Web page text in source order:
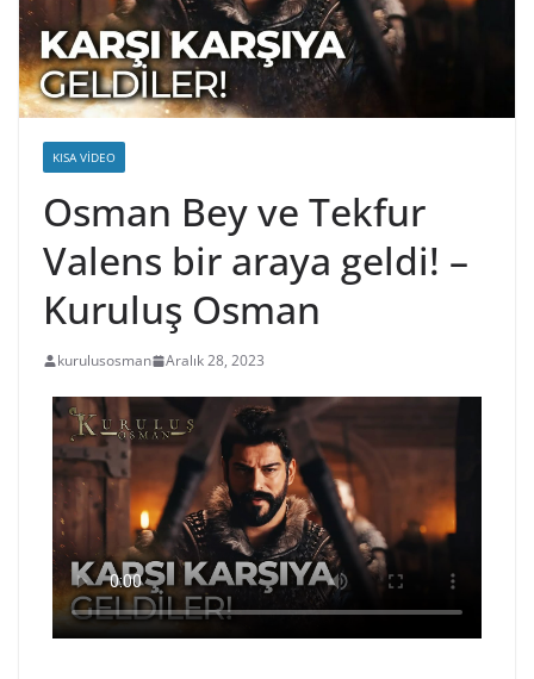
KISA VIDEO
Osman Bey ve Tekfur
Valens bir araya geldi! –
Kuruluş Osman
kurulusosman Aralık 28, 2023